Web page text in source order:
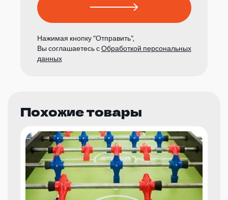
Нажимая кнопку “Отправить”,
Вы соглашаетесь сОбработкой персональных
данных
Похожие товары